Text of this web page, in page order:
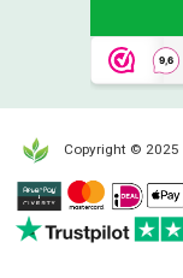
Copyright © 2025